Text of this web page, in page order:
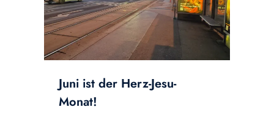
Juni ist der Herz-Jesu-
Monat!